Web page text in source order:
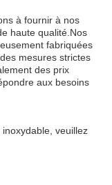
à fournir à nos
haute qualité.Nos
fabriquées
mesures strictes
des prix
aux besoins
veuillez